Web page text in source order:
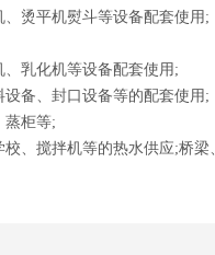
烫平机熨斗等设备配套使用;
乳化机等设备配套使用;
备、封口设备等的配套使用;
蒸柜等;
、搅拌机等的热水供应;桥